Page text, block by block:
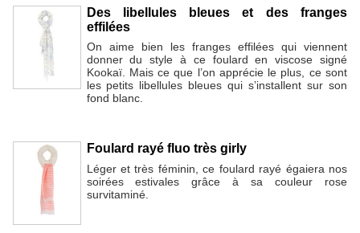
Des libellules bleues et des franges
effilées
On aime bien les franges effilées qui viennent
donner du style à ce foulard en viscose signé
Kookaï. Mais ce que l’on apprécie le plus, ce sont
les petits libellules bleues qui s’installent sur son
fond blanc.
Foulard rayé fluo très girly
Léger et très féminin, ce foulard rayé égaiera nos
soirées estivales grâce à sa couleur rose
survitaminé.